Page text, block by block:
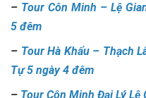
– Tour Côn Minh – Lệ
5 đêm
– Tour Hà Khẩu – Thạch
Tự 5 ngày 4 đêm
– Tour Côn Minh Đại Lý